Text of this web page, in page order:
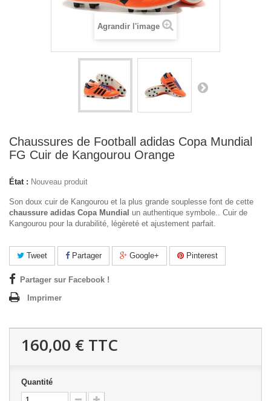
Agrandir l'image
Chaussures de Football adidas Copa Mundial
FG Cuir de Kangourou Orange
État : Nouveau produit
Son doux cuir de Kangourou et la plus grande souplesse font de cette
chaussure adidas Copa Mundial un authentique symbole.. Cuir de
Kangourou pour la durabilité, légèreté et ajustement parfait.
Tweet Partager Google+ Pinterest
Partager sur Facebook !
Imprimer
160,00 € TTC
Quantité